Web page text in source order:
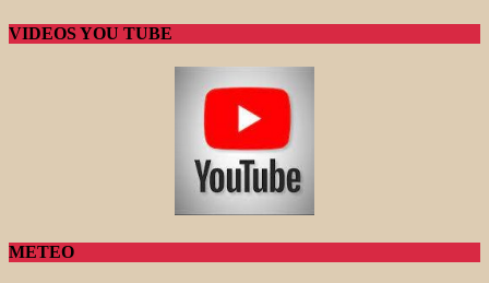
VIDEOS YOU TUBE
METEO